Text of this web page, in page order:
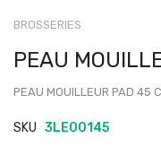
BROSSERIES
PEAU
PEAU MOUILLEUR PAD 45
SKU 3LE00145